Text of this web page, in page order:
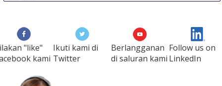
"like"
kami
Ikuti kami di
Twitter
Berlangganan
di saluran kami
Follow us on
LinkedIn